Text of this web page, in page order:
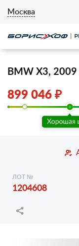
Москва
BMW X3, 2009
899 046 ₽
ЛОТ №
1204608